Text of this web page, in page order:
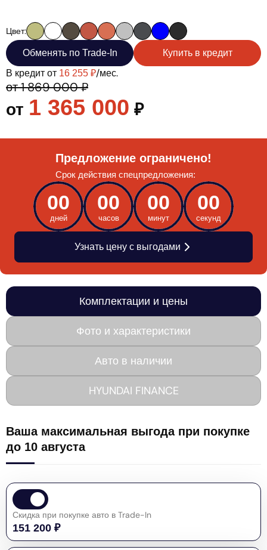
Цвет:
от 1 869 000 ₽
от 1 365 000 ₽
В кредит от 16 255 ₽/мес.
Обменять по Trade-In Купить в кредит
Предложение ограничено!
Срок действия спецпредложения:
00
дней
00
часов
00
минут
00
секунд
Узнать цену с выгодами
Комплектации и цены
Фото и характеристики
Авто в наличии
HYUNDAI FINANCE
Ваша максимальная выгода при покупке
до 10 августа
Скидка при покупке авто в Trade-In
151 200 ₽